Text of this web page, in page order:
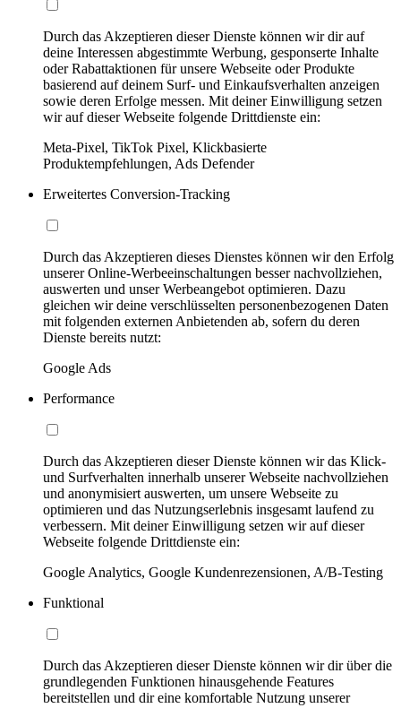
Durch das Akzeptieren dieser Dienste können wir dir auf
deine Interessen abgestimmte Werbung, gesponserte Inhalte
oder Rabattaktionen für unsere Webseite oder Produkte
basierend auf deinem Surf- und Einkaufsverhalten anzeigen
sowie deren Erfolge messen. Mit deiner Einwilligung setzen
wir auf dieser Webseite folgende Drittdienste ein:
Meta-Pixel, TikTok Pixel, Klickbasierte
Produktempfehlungen, Ads Defender
Erweitertes Conversion-Tracking
Durch das Akzeptieren dieses Dienstes können wir den Erfolg
unserer Online-Werbeeinschaltungen besser nachvollziehen,
auswerten und unser Werbeangebot optimieren. Dazu
gleichen wir deine verschlüsselten personenbezogenen Daten
mit folgenden externen Anbietenden ab, sofern du deren
Dienste bereits nutzt:
Google Ads
Performance
Durch das Akzeptieren dieser Dienste können wir das Klick-
und Surfverhalten innerhalb unserer Webseite nachvollziehen
und anonymisiert auswerten, um unsere Webseite zu
optimieren und das Nutzungserlebnis insgesamt laufend zu
verbessern. Mit deiner Einwilligung setzen wir auf dieser
Webseite folgende Drittdienste ein:
Google Analytics, Google Kundenrezensionen, A/B-Testing
Funktional
Durch das Akzeptieren dieser Dienste können wir dir über die
grundlegenden Funktionen hinausgehende Features
bereitstellen und dir eine komfortable Nutzung unserer